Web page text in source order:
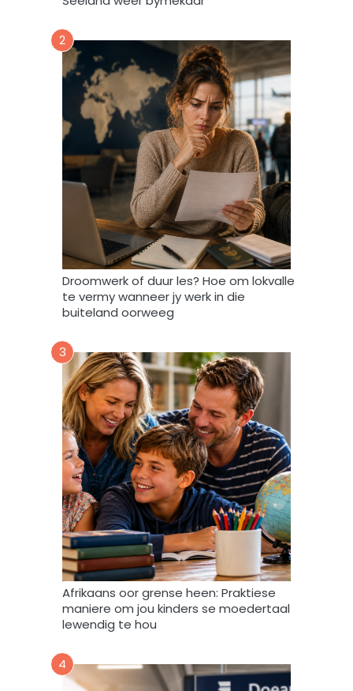
d
a
a
r
t
e
d
a
r
i
F
o
r
u
m
m
y
d
a
a
m
a
g
v
e
r
w
e
r
,
s
2
Droomwerk of duur les? Hoe om lokvalle
te vermy wanneer jy werk in die
buiteland oorweeg
3
Afrikaans oor grense heen: Praktiese
maniere om jou kinders se moedertaal
lewendig te hou
4